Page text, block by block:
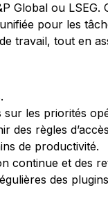
Global ou LSEG.
pour les
travail, tout en
les priorités
des règles
de productivité.
continue et des
des